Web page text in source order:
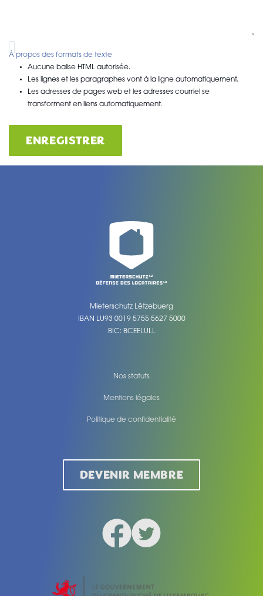
À propos des formats de texte
Aucune balise HTML autorisée.
Les lignes et les paragraphes vont à la ligne automatiquement.
Les adresses de pages web et les adresses courriel se
transforment en liens automatiquement.
ENREGISTRER
Mieterschutz Lëtzebuerg
IBAN LU93 0019 5755 5627 5000
BIC: BCEELULL
Nos statuts
Mentions légales
Politique de confidentialité
DEVENIR MEMBRE